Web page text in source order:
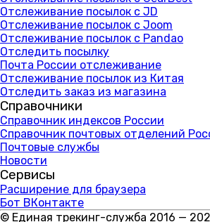
Отслеживание посылок с JD
Отслеживание посылок с Joom
Отслеживание посылок с Pandao
Отследить посылку
Почта России отслеживание
Отслеживание посылок из Китая
Отследить заказ из магазина
Справочники
Справочник индексов России
Справочник почтовых отделений
Почтовые службы
Новости
Сервисы
Расширение для браузера
Бот ВКонтакте
© Единая трекинг-служба 2016 —